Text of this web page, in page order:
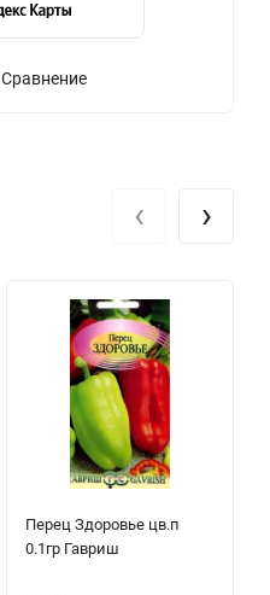
Сравнение
Перец Здоровье цв.п
0.1гр Гавриш
‹ ›